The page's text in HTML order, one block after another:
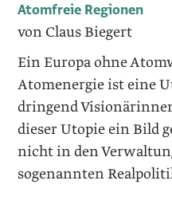
Atomfreie Regionen
von Claus Biegert
Ein Europa ohne
Atomenergie ist eine
dringend
dieser Utopie ein Bild
nicht in den
sogenannten